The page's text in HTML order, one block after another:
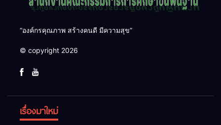
“องค์กรคุณภาพ สร้างคนดี มีความสุข”
© copyright 2026
เรื่องมาใหม่